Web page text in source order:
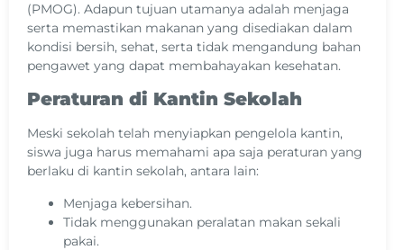
(PMOG). Adapun tujuan utamanya adalah menjaga
serta memastikan makanan yang disediakan dalam
kondisi bersih, sehat, serta tidak mengandung bahan
pengawet yang dapat membahayakan kesehatan.
Peraturan di Kantin Sekolah
Meski sekolah telah menyiapkan pengelola kantin,
siswa juga harus memahami apa saja peraturan yang
berlaku di kantin sekolah, antara lain:
Menjaga kebersihan.
Tidak menggunakan peralatan makan sekali
pakai.